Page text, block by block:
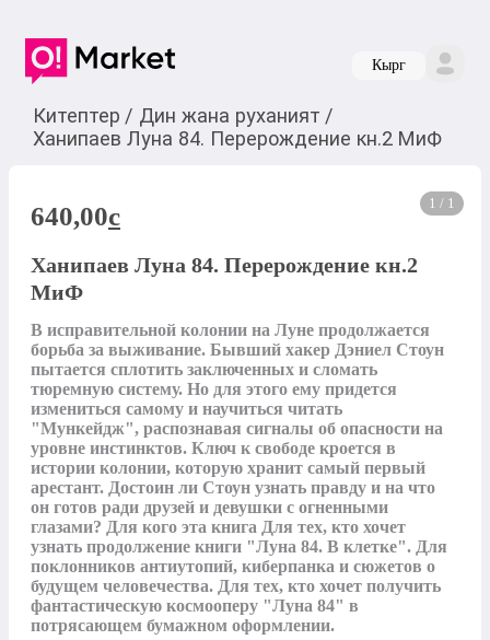
Кырг
Китептер / Дин жана руханият /
Ханипаев Луна 84. Перерождение кн.2 МиФ
1 / 1
640,00c
Ханипаев Луна 84. Перерождение кн.2
МиФ
В исправительной колонии на Луне продолжается
борьба за выживание. Бывший хакер Дэниел Стоун
пытается сплотить заключенных и сломать
тюремную систему. Но для этого ему придется
измениться самому и научиться читать
"Мункейдж", распознавая сигналы об опасности на
уровне инстинктов. Ключ к свободе кроется в
истории колонии, которую хранит самый первый
арестант. Достоин ли Стоун узнать правду и на что
он готов ради друзей и девушки с огненными
глазами? Для кого эта книга Для тех, кто хочет
узнать продолжение книги "Луна 84. В клетке". Для
поклонников антиутопий, киберпанка и сюжетов о
будущем человечества. Для тех, кто хочет получить
фантастическую космооперу "Луна 84" в
потрясающем бумажном оформлении.